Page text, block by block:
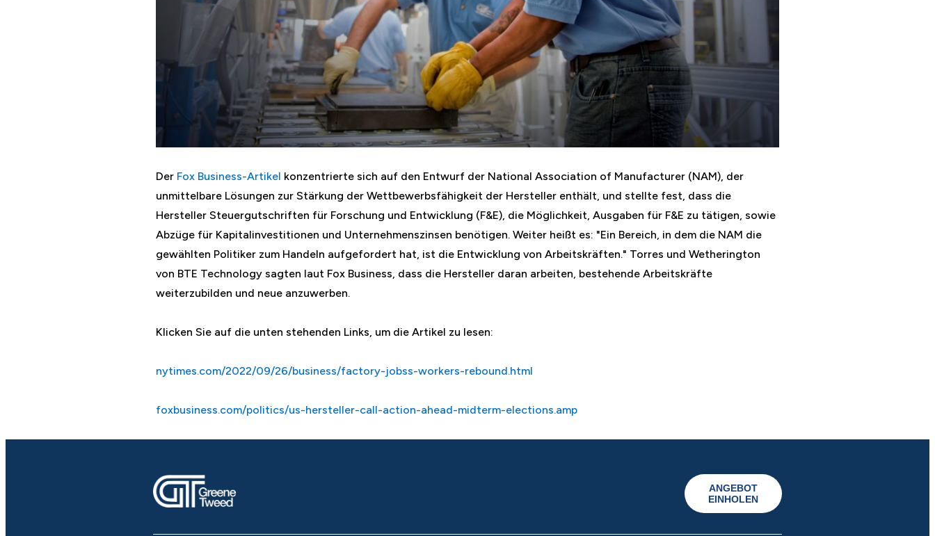
Der Fox Business-Artikel konzentrierte sich auf den Entwurf der National Association of Manufacturer (NAM), der
unmittelbare Lösungen zur Stärkung der Wettbewerbsfähigkeit der Hersteller enthält, und stellte fest, dass die
Hersteller Steuergutschriften für Forschung und Entwicklung (F&E), die Möglichkeit, Ausgaben für F&E zu tätigen, sowie
Abzüge für Kapitalinvestitionen und Unternehmenszinsen benötigen. Weiter heißt es: "Ein Bereich, in dem die NAM die
gewählten Politiker zum Handeln aufgefordert hat, ist die Entwicklung von Arbeitskräften." Torres und Wetherington
von BTE Technology sagten laut Fox Business, dass die Hersteller daran arbeiten, bestehende Arbeitskräfte
weiterzubilden und neue anzuwerben.
Klicken Sie auf die unten stehenden Links, um die Artikel zu lesen:
nytimes.com/2022/09/26/business/factory-jobss-workers-rebound.html
foxbusiness.com/politics/us-hersteller-call-action-ahead-midterm-elections.amp
ANGEBOT
EINHOLEN